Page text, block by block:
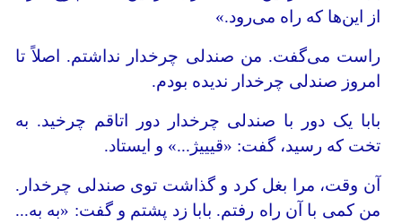
از این‌ها که راه می‌رود.»
راست می‌گفت. من صندلی چرخدار نداشتم. اصلاً تا
امروز صندلی چرخدار ندیده بودم.
بابا یک دور با صندلی چرخدار دور اتاقم چرخید. به
تخت که رسید، گفت: «قیییژ...» و ایستاد.
آن‌ وقت، مرا بغل کرد و گذاشت توی صندلی چرخدار.
من کمی با آن راه رفتم. بابا زد پشتم و گفت: «به به...